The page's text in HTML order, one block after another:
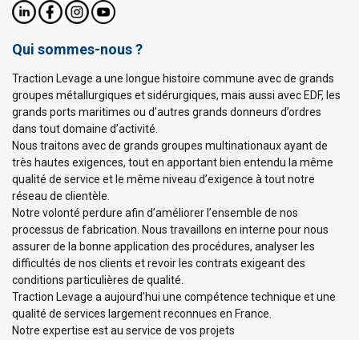
Qui sommes-nous ?
Traction Levage a une longue histoire commune avec de grands
groupes métallurgiques et sidérurgiques, mais aussi avec EDF, les
grands ports maritimes ou d’autres grands donneurs d’ordres
dans tout domaine d’activité.
Nous traitons avec de grands groupes multinationaux ayant de
très hautes exigences, tout en apportant bien entendu la même
qualité de service et le même niveau d’exigence à tout notre
réseau de clientèle.
Notre volonté perdure afin d’améliorer l’ensemble de nos
processus de fabrication. Nous travaillons en interne pour nous
assurer de la bonne application des procédures, analyser les
difficultés de nos clients et revoir les contrats exigeant des
conditions particulières de qualité.
Traction Levage a aujourd’hui une compétence technique et une
qualité de services largement reconnues en France.
Notre expertise est au service de vos projets